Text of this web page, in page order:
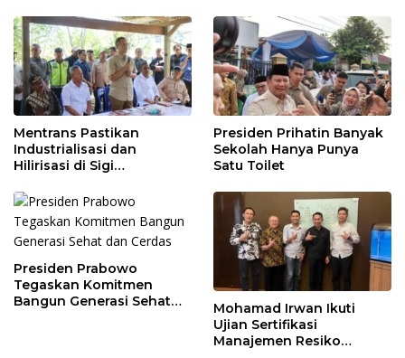
Mentrans Pastikan
Industrialisasi dan
Hilirisasi di Sigi
Perekonomian Daerah
Presiden Prihatin Banyak
Sekolah Hanya Punya
Satu Toilet
Presiden Prabowo
Tegaskan Komitmen
Bangun Generasi Sehat
Mohamad Irwan Ikuti
Ujian Sertifikasi
Manajemen Resiko